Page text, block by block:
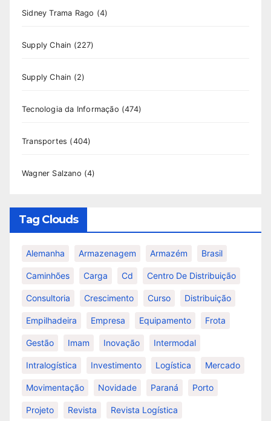
Sidney Trama Rago (4)
Supply Chain (227)
Supply Chain (2)
Tecnologia da Informação (474)
Transportes (404)
Wagner Salzano (4)
Tag Clouds
Alemanha Armazenagem Armazém Brasil
Caminhões Carga Cd Centro De Distribuição
Consultoria Crescimento Curso Distribuição
Empilhadeira Empresa Equipamento Frota
Gestão Imam Inovação Intermodal
Intralogística Investimento Logística Mercado
Movimentação Novidade Paraná Porto
Projeto Revista Revista Logística